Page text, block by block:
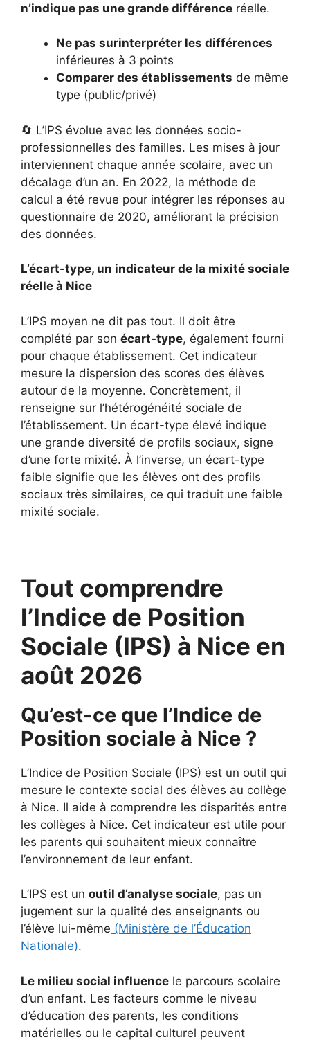
n’indique pas une grande différence réelle.
Ne pas surinterpréter les différences
inférieures à 3 points
Comparer des établissements de même
type (public/privé)
🔄 L’IPS évolue avec les données socio-
professionnelles des familles. Les mises à jour
interviennent chaque année scolaire, avec un
décalage d’un an. En 2022, la méthode de
calcul a été revue pour intégrer les réponses au
questionnaire de 2020, améliorant la précision
des données.
L’écart-type, un indicateur de la mixité sociale
réelle à Nice
L’IPS moyen ne dit pas tout. Il doit être
complété par son écart-type, également fourni
pour chaque établissement. Cet indicateur
mesure la dispersion des scores des élèves
autour de la moyenne. Concrètement, il
renseigne sur l’hétérogénéité sociale de
l’établissement. Un écart-type élevé indique
une grande diversité de profils sociaux, signe
d’une forte mixité. À l’inverse, un écart-type
faible signifie que les élèves ont des profils
sociaux très similaires, ce qui traduit une faible
mixité sociale.
Tout comprendre
l’Indice de Position
Sociale (IPS) à Nice en
août 2026
Qu’est-ce que l’Indice de
Position sociale à Nice ?
L’Indice de Position Sociale (IPS) est un outil qui
mesure le contexte social des élèves au collège
à Nice. Il aide à comprendre les disparités entre
les collèges à Nice. Cet indicateur est utile pour
les parents qui souhaitent mieux connaître
l’environnement de leur enfant.
L’IPS est un outil d’analyse sociale, pas un
jugement sur la qualité des enseignants ou
l’élève lui-même (Ministère de l’Éducation
Nationale).
Le milieu social influence le parcours scolaire
d’un enfant. Les facteurs comme le niveau
d’éducation des parents, les conditions
matérielles ou le capital culturel peuvent